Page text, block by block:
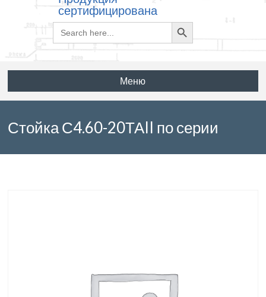
сертифицирована
Search
for:
Search
Button
Меню
Стойка С4.60-20ТАII по серии